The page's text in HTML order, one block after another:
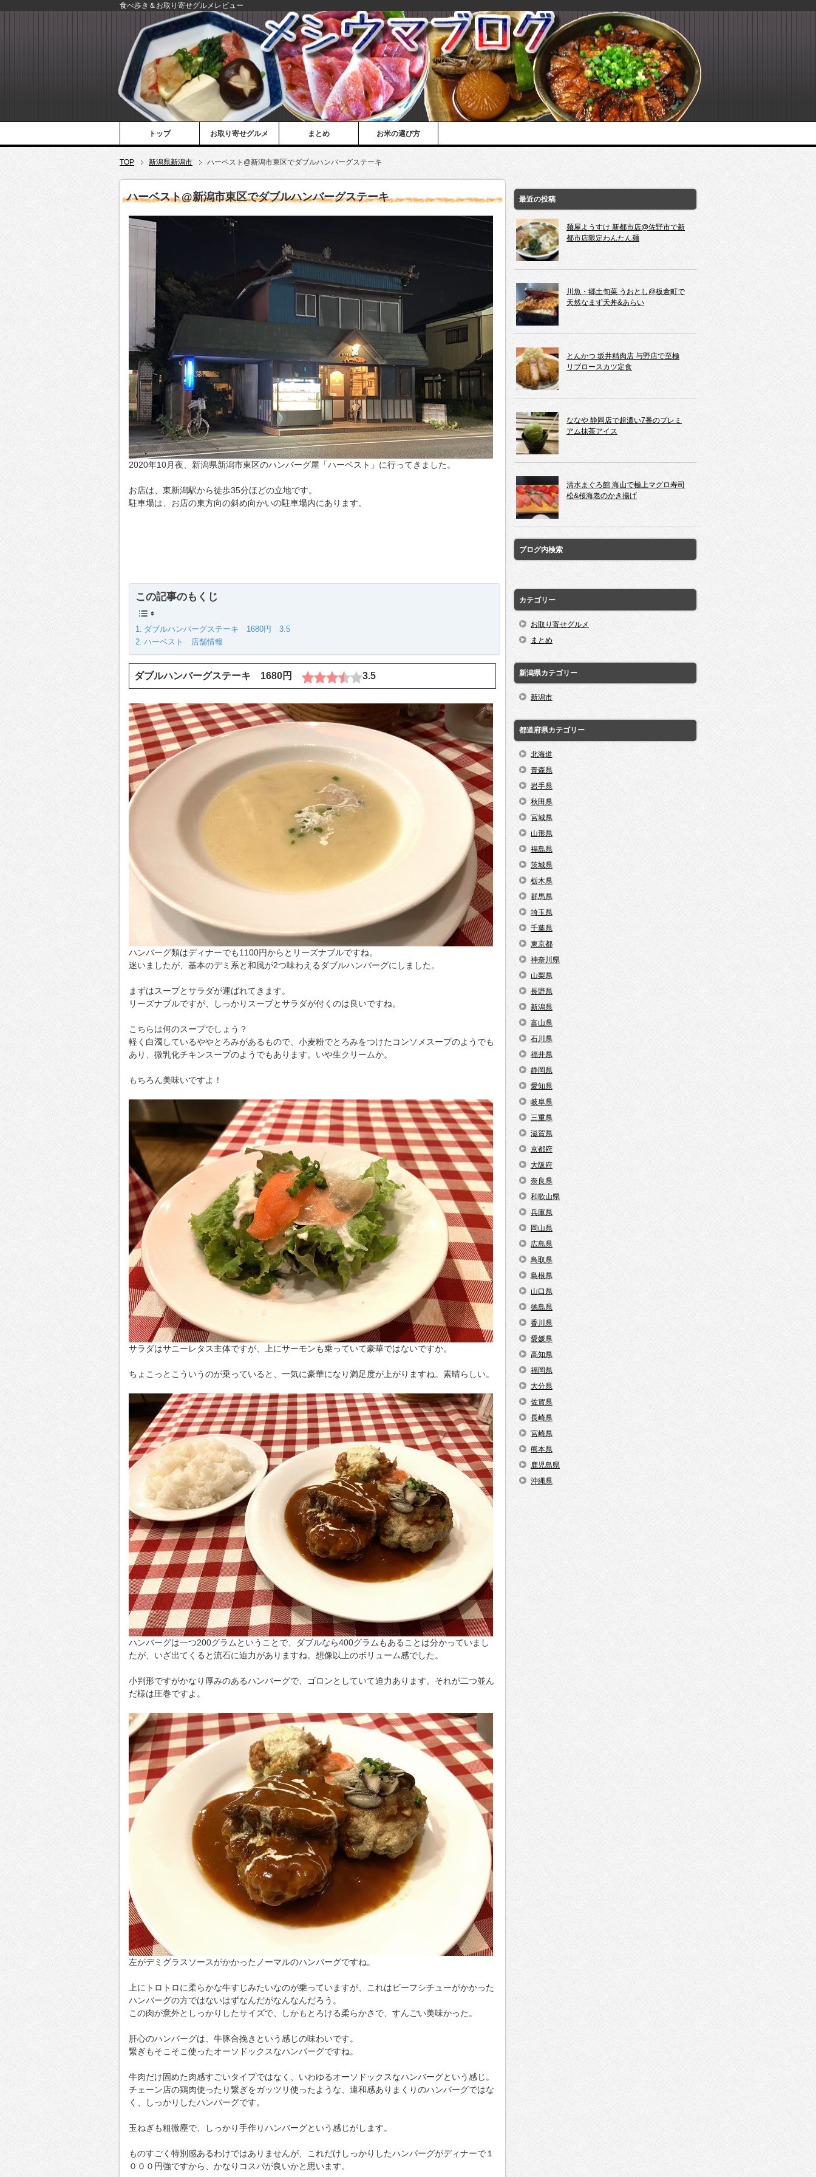
食べ歩き＆お取り寄せグルメレビュー
トップ お取り寄せグルメ まとめ お米の選び方
TOP 新潟県新潟市 ハーベスト@新潟市東区でダブルハンバーグステーキ
ハーベスト@新潟市東区でダブルハンバーグステーキ
2020年10月夜、新潟県新潟市東区のハンバーグ屋「ハーベスト」に行ってきました。
お店は、東新潟駅から徒歩35分ほどの立地です。
駐車場は、お店の東方向の斜め向かいの駐車場内にあります。
この記事のもくじ
ダブルハンバーグステーキ 1680円 3.5
ハーベスト 店舗情報
ダブルハンバーグステーキ 1680円 3.5
ハンバーグ類はディナーでも1100円からとリーズナブルですね。
迷いましたが、基本のデミ系と和風が2つ味わえるダブルハンバーグにしました。
まずはスープとサラダが運ばれてきます。
リーズナブルですが、しっかりスープとサラダが付くのは良いですね。
こちらは何のスープでしょう？
軽く白濁しているややとろみがあるもので、小麦粉でとろみをつけたコンソメスープのようでも
あり、微乳化チキンスープのようでもあります。いや生クリームか。
もちろん美味いですよ！
サラダはサニーレタス主体ですが、上にサーモンも乗っていて豪華ではないですか。
ちょこっとこういうのが乗っていると、一気に豪華になり満足度が上がりますね。素晴らしい。
ハンバーグは一つ200グラムということで、ダブルなら400グラムもあることは分かっていまし
たが、いざ出てくると流石に迫力がありますね。想像以上のボリューム感でした。
小判形ですがかなり厚みのあるハンバーグで、ゴロンとしていて迫力あります。それが二つ並ん
だ様は圧巻ですよ。
左がデミグラスソースがかかったノーマルのハンバーグですね。
上にトロトロに柔らかな牛すじみたいなのが乗っていますが、これはビーフシチューがかかった
ハンバーグの方ではないはずなんだがなんなんだろう。
この肉が意外としっかりしたサイズで、しかもとろける柔らかさで、すんごい美味かった。
肝心のハンバーグは、牛豚合挽きという感じの味わいです。
繋ぎもそこそこ使ったオーソドックスなハンバーグですね。
牛肉だけ固めた肉感すごいタイプではなく、いわゆるオーソドックスなハンバーグという感じ。
チェーン店の鶏肉使ったり繋ぎをガッツリ使ったような、違和感ありまくりのハンバーグではな
く、しっかりしたハンバーグです。
玉ねぎも粗微塵で、しっかり手作りハンバーグという感じがします。
ものすごく特別感あるわけではありませんが、これだけしっかりしたハンバーグがディナーで１
０００円強ですから、かなりコスパが良いかと思います。
最近の投稿
麺屋ようすけ 新都市店@佐野市で新
都市店限定わんたん麺
川魚・郷土旬菜 うおとし@板倉町で
天然なまず天丼&あらい
とんかつ 坂井精肉店 与野店で至極
リブロースカツ定食
ななや 静岡店で超濃い7番のプレミ
アム抹茶アイス
清水まぐろ館 海山で極上マグロ寿司
松&桜海老のかき揚げ
ブログ内検索
カテゴリー
お取り寄せグルメ
まとめ
新潟県カテゴリー
新潟市
都道府県カテゴリー
北海道
青森県
岩手県
秋田県
宮城県
山形県
福島県
茨城県
栃木県
群馬県
埼玉県
千葉県
東京都
神奈川県
山梨県
長野県
新潟県
富山県
石川県
福井県
静岡県
愛知県
岐阜県
三重県
滋賀県
京都府
大阪府
奈良県
和歌山県
兵庫県
岡山県
広島県
鳥取県
島根県
山口県
徳島県
香川県
愛媛県
高知県
福岡県
大分県
佐賀県
長崎県
宮崎県
熊本県
鹿児島県
沖縄県